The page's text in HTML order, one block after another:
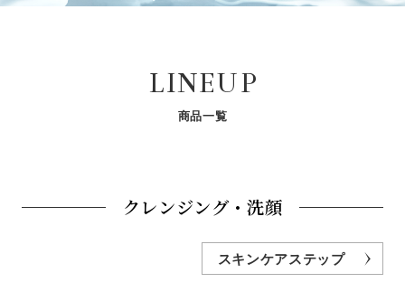
LINEUP
商品一覧
クレンジング・洗顔
スキンケアステップ